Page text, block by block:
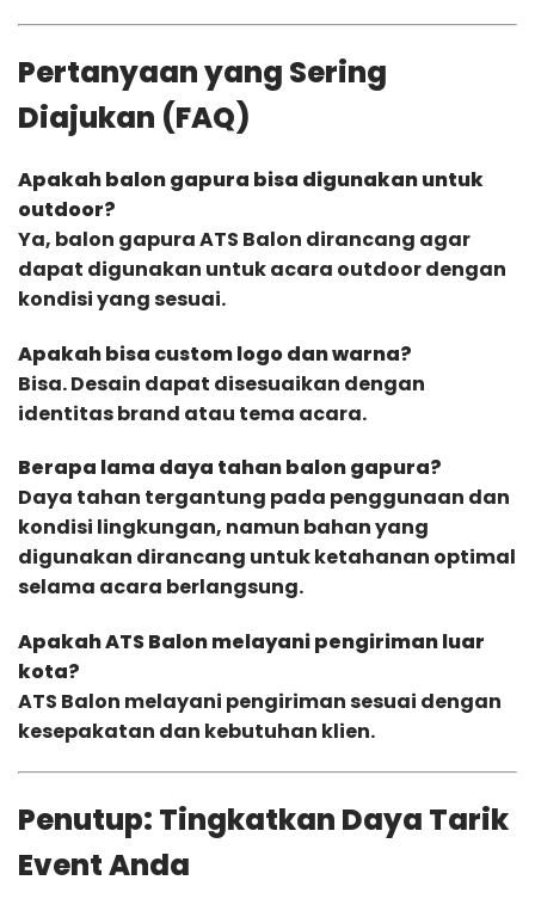
Pertanyaan yang Sering
Diajukan (FAQ)
Apakah balon gapura bisa digunakan untuk
outdoor?
Ya, balon gapura ATS Balon dirancang agar
dapat digunakan untuk acara outdoor dengan
kondisi yang sesuai.
Apakah bisa custom logo dan warna?
Bisa. Desain dapat disesuaikan dengan
identitas brand atau tema acara.
Berapa lama daya tahan balon gapura?
Daya tahan tergantung pada penggunaan dan
kondisi lingkungan, namun bahan yang
digunakan dirancang untuk ketahanan optimal
selama acara berlangsung.
Apakah ATS Balon melayani pengiriman luar
kota?
ATS Balon melayani pengiriman sesuai dengan
kesepakatan dan kebutuhan klien.
Penutup: Tingkatkan Daya Tarik
Event Anda